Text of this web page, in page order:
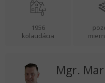
1956
kolaudácia
Mgr.